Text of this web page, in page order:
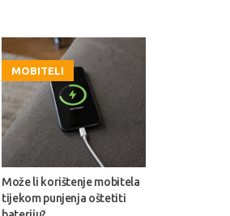
MOBITELI
Može li korištenje mobitela
tijekom punjenja oštetiti